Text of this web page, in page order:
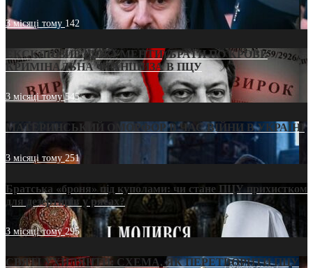
3 місяці тому 142
ЕКСКЛЮЗИВ (ДОКУМЕНТИ)/БРАТИ ПО КРОВІ:
КРИМІНАЛЬНА ФРАНШИЗА В ПЦУ
3 місяці тому545
МАТЕРИНСЬКИЙ ОМОРФОР В ЧАС ВІЙНИ В УКРАЇНІ
3 місяці тому251
Братська «броня» під куполами: чи стане ПЦУ прихистком
для дезертирів у рясах?
3 місяці тому295
СВЯТІ УХИЛЯНТИ: СХЕМА, ЯК ПЕРЕТВОРИТИ ПЦУ